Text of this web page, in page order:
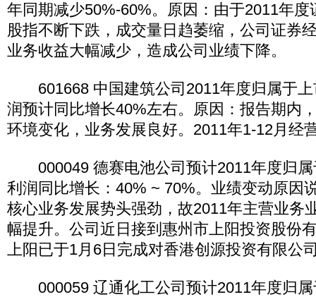
年同期减少50%-60%。原因：由于2011年
股指不断下跌，成交量日趋萎缩，公司证券
业务收益大幅减少，造成公司业绩下降。
601668 中国建筑公司2011年度归属于上
润预计同比增长40%左右。原因：报告期内
环境变化，业务发展良好。2011年1-12月经
000049 德赛电池公司预计2011年度归属
利润同比增长：40% ~ 70%。业绩变动原因
核心业务发展势头强劲，故2011年主营业务
幅提升。公司近日接到惠州市上阳投资股份
上阳已于1月6日完成对香港创源投资有限公
000059 辽通化工公司预计2011年度归属